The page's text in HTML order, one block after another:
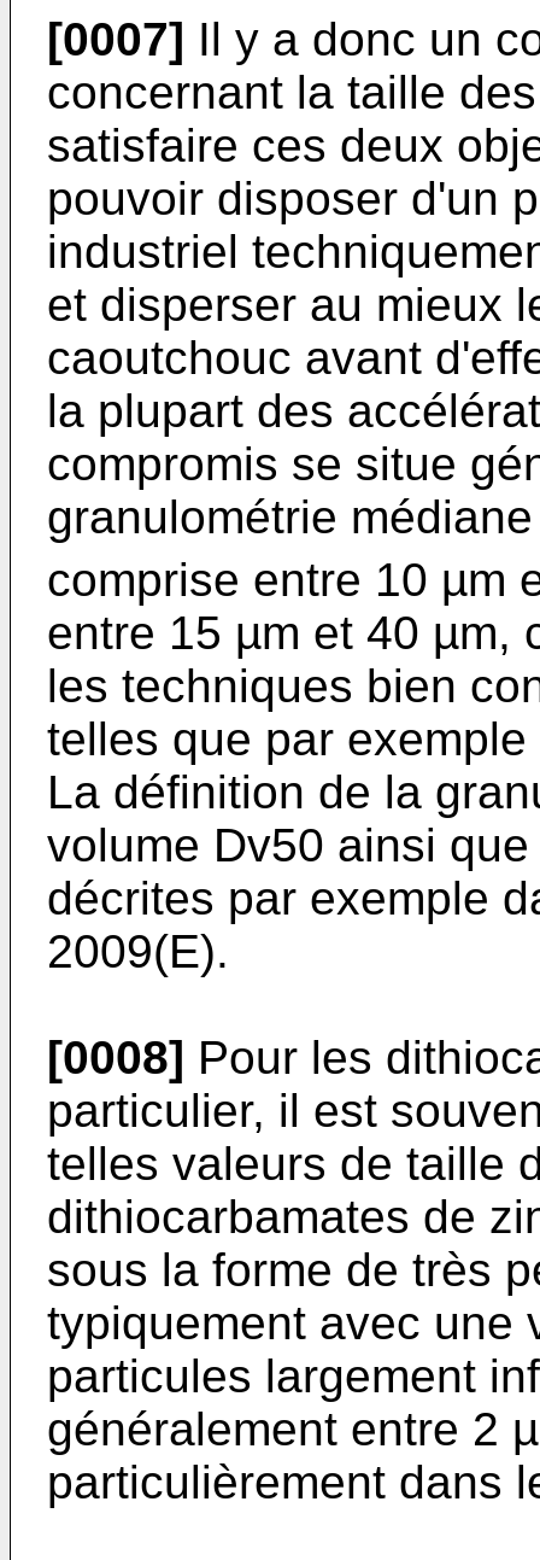
[0007] Il y a donc un
concernant la taille
satisfaire ces deux
pouvoir disposer d'un
industriel
et disperser au mieux
caoutchouc avant
la plupart des
compromis se situe
granulométrie
comprise entre 10 µm
entre 15 µm et 40 µm,
les techniques bien
telles que par
La définition de la
volume Dv50 ainsi
décrites par exemple
2009(E).
[0008] Pour les
particulier, il est
telles valeurs de taille
dithiocarbamates de
sous la forme de très
typiquement avec une
particules largement
généralement entre 2
particulièrement dans